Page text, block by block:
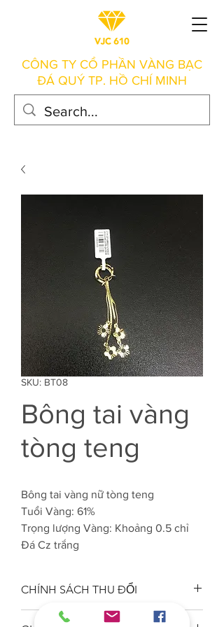
CÔNG TY CỔ PHẦN VÀNG BẠC
ĐÁ QUÝ TP. HỒ CHÍ MINH
SKU: BT08
Bông tai vàng
tòng teng
Bông tai vàng nữ tòng teng
Tuổi Vàng: 61%
Trọng lượng Vàng: Khoảng 0.5 chỉ
Đá Cz trắng
CHÍNH SÁCH THU ĐỔI
Công ty VJC 610 đảm bảo chất